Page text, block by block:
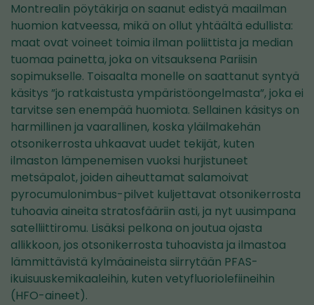
Montrealin pöytäkirja on saanut edistyä maailman
huomion katveessa, mikä on ollut yhtäältä edullista:
maat ovat voineet toimia ilman poliittista ja median
tuomaa painetta, joka on vitsauksena Pariisin
sopimukselle. Toisaalta monelle on saattanut syntyä
käsitys ”jo ratkaistusta ympäristöongelmasta”, joka ei
tarvitse sen enempää huomiota. Sellainen käsitys on
harmillinen ja vaarallinen, koska yläilmakehän
otsonikerrosta uhkaavat uudet tekijät, kuten
ilmaston lämpenemisen vuoksi hurjistuneet
metsäpalot, joiden aiheuttamat salamoivat
pyrocumulonimbus-pilvet kuljettavat otsonikerrosta
tuhoavia aineita stratosfääriin asti, ja nyt uusimpana
satelliittiromu. Lisäksi pelkona on joutua ojasta
allikkoon, jos otsonikerrosta tuhoavista ja ilmastoa
lämmittävistä kylmäaineista siirrytään PFAS-
ikuisuuskemikaaleihin, kuten vetyfluoriolefiineihin
(HFO-aineet).